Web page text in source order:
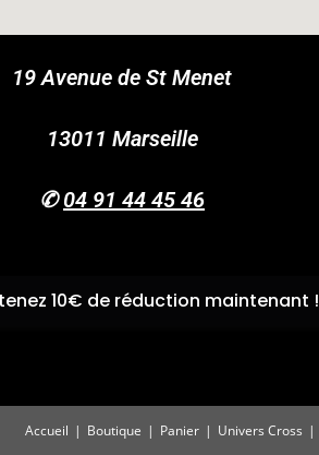
19 Avenue de St Menet
13011 Marseille
✆04 91 44 45 46
Accueil Boutique Panier Univers Cross
10€ de réduction maintenant !